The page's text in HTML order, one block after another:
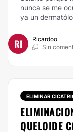
nunca se me
ya un
RI
Ricardoo
Sin
ELIMINAR
QUELOIDE